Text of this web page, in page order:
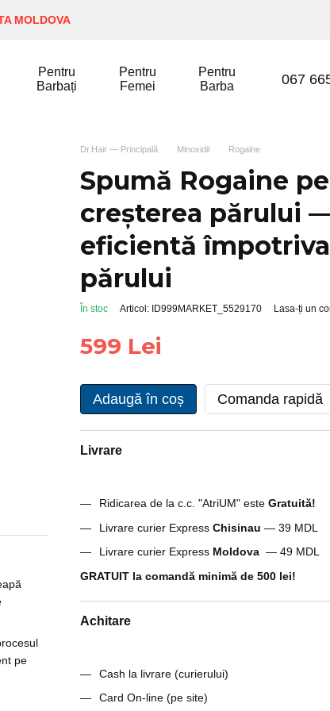
MOLDOVA
Pentru
Barbați
Pentru
Femei
Pentru
Barba
067
pe
Dr.Hair — Principală Minoxidil Rogaine
Spumă Rogaine
creșterea părului
eficientă
părului
În stoc Articol: ID999MARKET_5529170 Lasa-ți un
599 Lei
Adaugă în coș Comanda rapidă
Livrare
Ridicarea de la c.c. "AtriUM" esteGratuită!
Livrare curier ExpressChisinau — 39 MDL
Livrare curier Express Moldova — 49 MDL
GRATUIT la comandă minimă de 500 lei!
Achitare
Cash la livrare (curierului)
Card On-line (pe site)